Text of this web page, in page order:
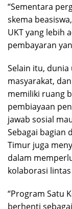
“Sementara
skema
UKT yang lebih
pembayaran
Selain itu,
masyarakat,
memiliki ruang
pembiayaan
jawab sosial
Sebagai bagian
Timur juga
dalam
kolaborasi
“Program Satu
berhenti